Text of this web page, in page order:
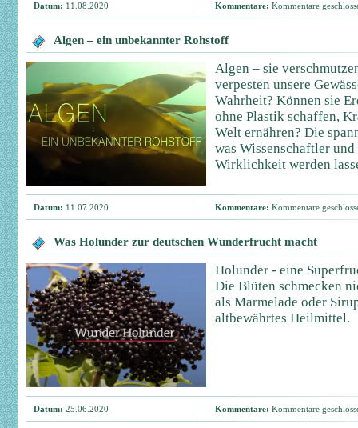
Datum: 11.08.2020 Kommentare: Kommentare
Algen – ein unbekannter Rohstoff
Algen – sie
verpesten unsere
Wahrheit? Können sie
ohne Plastik schaffen,
Welt ernähren? Die
was Wissenschaftler
Wirklichkeit werden
Datum: 11.07.2020 Kommentare: Kommentare
Was Holunder zur deutschen Wunderfrucht macht
Holunder - eine
Die Blüten schmecken
als Marmelade oder
altbewährtes Heilmittel.
Datum: 25.06.2020 Kommentare: Kommentare